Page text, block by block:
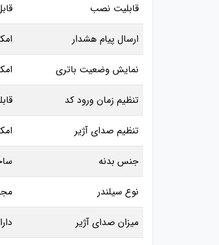
قابلیت نصب
ارسال پیام هشدار
نمایش وضعیت باتری
تنظیم زمان ورود کد
تنظیم صدای آژیر
جنس بدنه
نوع سیلندر
میزان صدای آژیر